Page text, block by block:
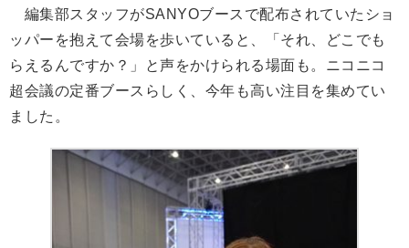
編集部スタッフがSANYOブースで配布されていたショ
ッパーを抱えて会場を歩いていると、「それ、どこでも
らえるんですか？」と声をかけられる場面も。ニコニコ
超会議の定番ブースらしく、今年も高い注目を集めてい
ました。